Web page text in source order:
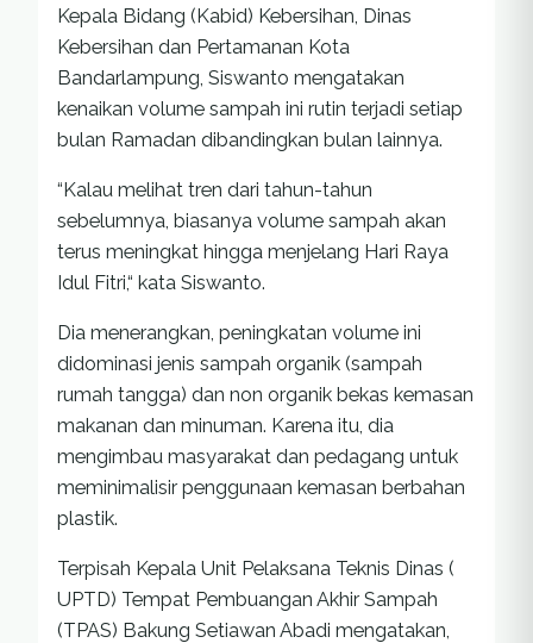
Kepala Bidang (Kabid) Kebersihan, Dinas
Kebersihan dan Pertamanan Kota
Bandarlampung, Siswanto mengatakan
kenaikan volume sampah ini rutin terjadi setiap
bulan Ramadan dibandingkan bulan lainnya.
“Kalau melihat tren dari tahun-tahun
sebelumnya, biasanya volume sampah akan
terus meningkat hingga menjelang Hari Raya
Idul Fitri,“ kata Siswanto.
Dia menerangkan, peningkatan volume ini
didominasi jenis sampah organik (sampah
rumah tangga) dan non organik bekas kemasan
makanan dan minuman. Karena itu, dia
mengimbau masyarakat dan pedagang untuk
meminimalisir penggunaan kemasan berbahan
plastik.
Terpisah Kepala Unit Pelaksana Teknis Dinas (
UPTD) Tempat Pembuangan Akhir Sampah
(TPAS) Bakung Setiawan Abadi mengatakan,